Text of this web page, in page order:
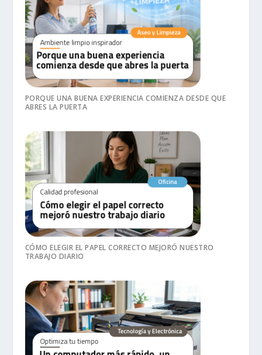
PORQUE UNA BUENA EXPERIENCIA COMIENZA DESDE QUE
ABRES LA PUERTA
CÓMO ELEGIR EL PAPEL CORRECTO MEJORÓ NUESTRO
TRABAJO DIARIO